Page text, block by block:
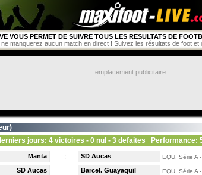
VOUS PERMET DE SUIVRE TOUS LES RESULTATS DE
manquerez aucun match en direct ! Suivez les résultats de foot et
emplacement publicitaire
)
jours: 4 victoires - 0 nul - 3 defaites
Performance:
Manta : SD Aucas EQU, Série A
SD Aucas : Barcel. Guayaquil EQU, Série A